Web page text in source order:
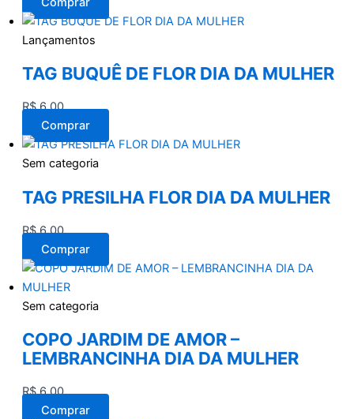
Lançamentos
TAG BUQUÊ DE FLOR DIA DA MULHER
R$6,00
Comprar
Sem categoria
TAG PRESILHA FLOR DIA DA MULHER
R$6,00
Comprar
Sem categoria
COPO JARDIM DE AMOR –
LEMBRANCINHA DIA DA MULHER
R$6,00
Comprar